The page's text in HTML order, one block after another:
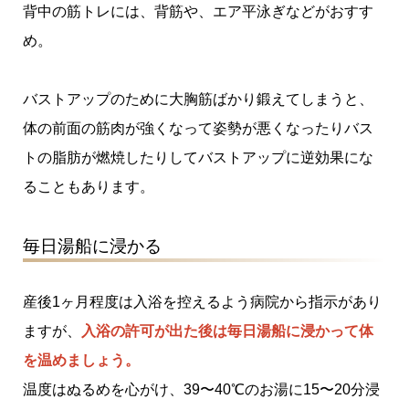
背中の筋トレには、背筋や、エア平泳ぎなどがおすす
め。
バストアップのために大胸筋ばかり鍛えてしまうと、
体の前面の筋肉が強くなって姿勢が悪くなったりバス
トの脂肪が燃焼したりしてバストアップに逆効果にな
ることもあります。
毎日湯船に浸かる
産後1ヶ月程度は入浴を控えるよう病院から指示があり
ますが、
入浴の許可が出た後は毎日湯船に浸かって体
を温めましょう。
温度はぬるめを心がけ、39〜40℃のお湯に15〜20分浸